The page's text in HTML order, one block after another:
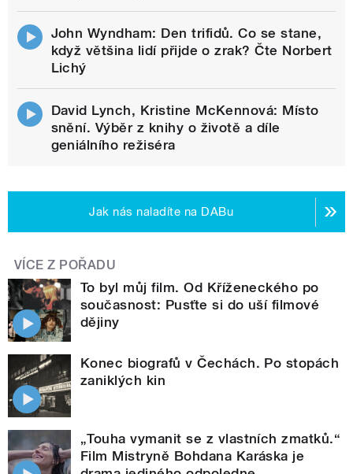
John Wyndham: Den trifidů. Co se stane,
když většina lidí přijde o zrak? Čte Norbert
Lichý
David Lynch, Kristine McKennová: Místo
snění. Výběr z knihy o životě a díle
geniálního režiséra
Jak nás naladíte na DABu
VÍCE Z POŘADU
To byl můj film. Od Kříženeckého po
současnost: Pusťte si do uší filmové
dějiny
Konec biografů v Čechách. Po stopách
zaniklých kin
„Touha vymanit se z vlastních zmatků.“
Film Mistryně Bohdana Karáska je